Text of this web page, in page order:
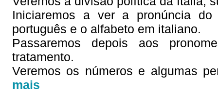
Iniciaremos a ver a pronúncia
português e o alfabeto em italiano.
Passaremos depois aos
tratamento.
Veremos os números e algumas
mais